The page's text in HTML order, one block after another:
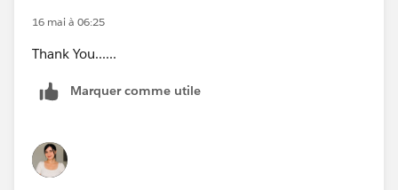
16 mai à 06:25
Thank You......
Marquer comme utile